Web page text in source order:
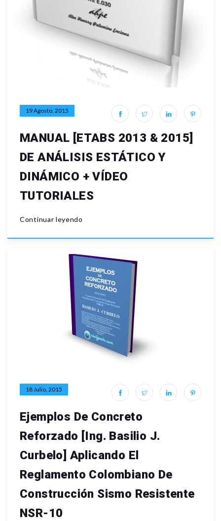
19 Agosto, 2015
MANUAL [ETABS 2013 & 2015]
DE ANÁLISIS ESTÁTICO Y
DINÁMICO + VÍDEO
TUTORIALES
Continuar leyendo
18 Julio, 2015
Ejemplos De Concreto
Reforzado [Ing. Basilio J.
Curbelo] Aplicando El
Reglamento Colombiano De
Construcción Sismo Resistente
NSR-10